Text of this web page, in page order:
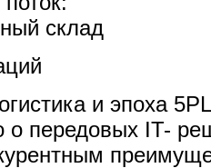
склад
и эпоха
о передовых IT-